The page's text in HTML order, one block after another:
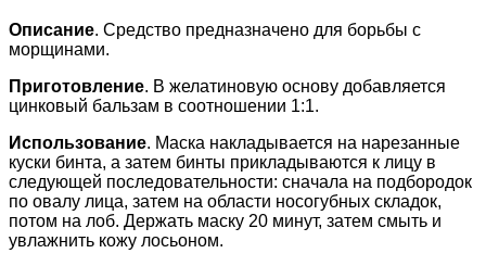
Описание. Средство предназначено для борьбы с
морщинами.
Приготовление. В желатиновую основу добавляется
цинковый бальзам в соотношении 1:1.
Использование. Маска накладывается на нарезанные
куски бинта, а затем бинты прикладываются к лицу в
следующей последовательности: сначала на подбородок
по овалу лица, затем на области носогубных складок,
потом на лоб. Держать маску 20 минут, затем смыть и
увлажнить кожу лосьоном.